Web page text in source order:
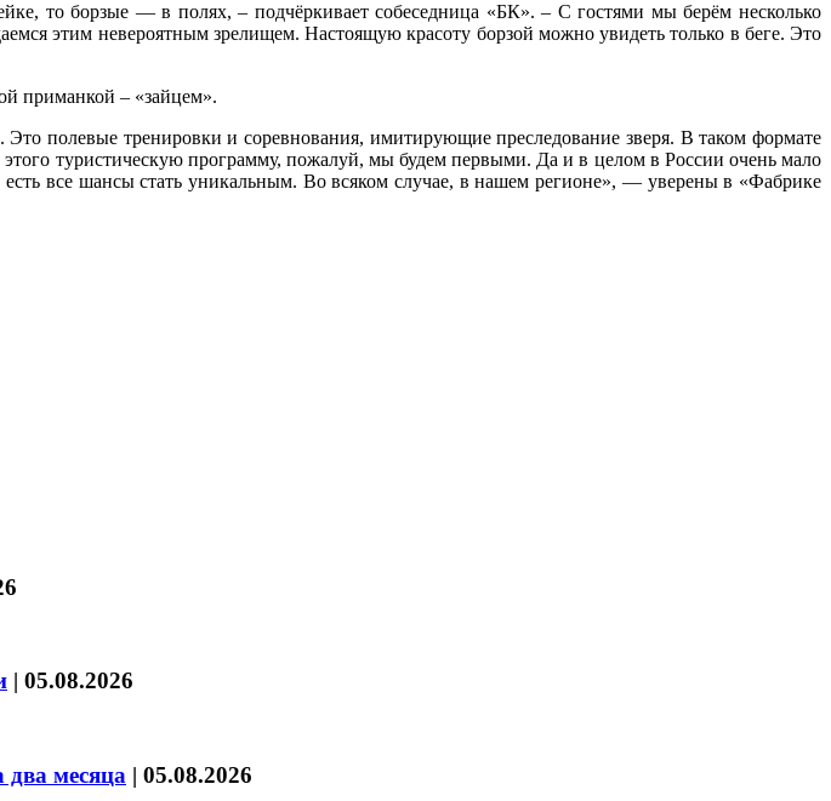
то борзые — в полях, – подчёркивает собеседница «БК». – С гостями мы берём несколько
этим невероятным зрелищем. Настоящую красоту борзой можно увидеть только в беге. Это
приманкой – «зайцем».
Это полевые тренировки и соревнования, имитирующие преследование зверя. В таком формате
туристическую программу, пожалуй, мы будем первыми. Да и в целом в России очень мало
все шансы стать уникальным. Во всяком случае, в нашем регионе», — уверены в «Фабрике
| 05.08.2026
два месяца | 05.08.2026